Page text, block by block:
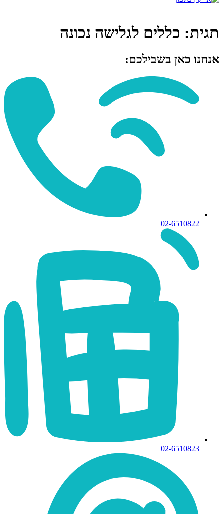
תגית: כללים לגלישה נכונה
אנחנו כאן בשבילכם:
02-6510822
02-6510823